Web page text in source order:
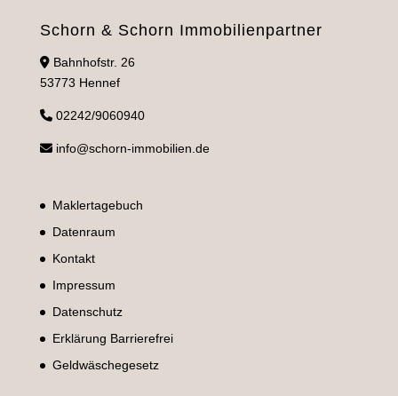
Schorn & Schorn Immobilienpartner
Bahnhofstr. 26
53773 Hennef
02242/9060940
info@schorn-immobilien.de
Maklertagebuch
Datenraum
Kontakt
Impressum
Datenschutz
Erklärung Barrierefrei
Geldwäschegesetz